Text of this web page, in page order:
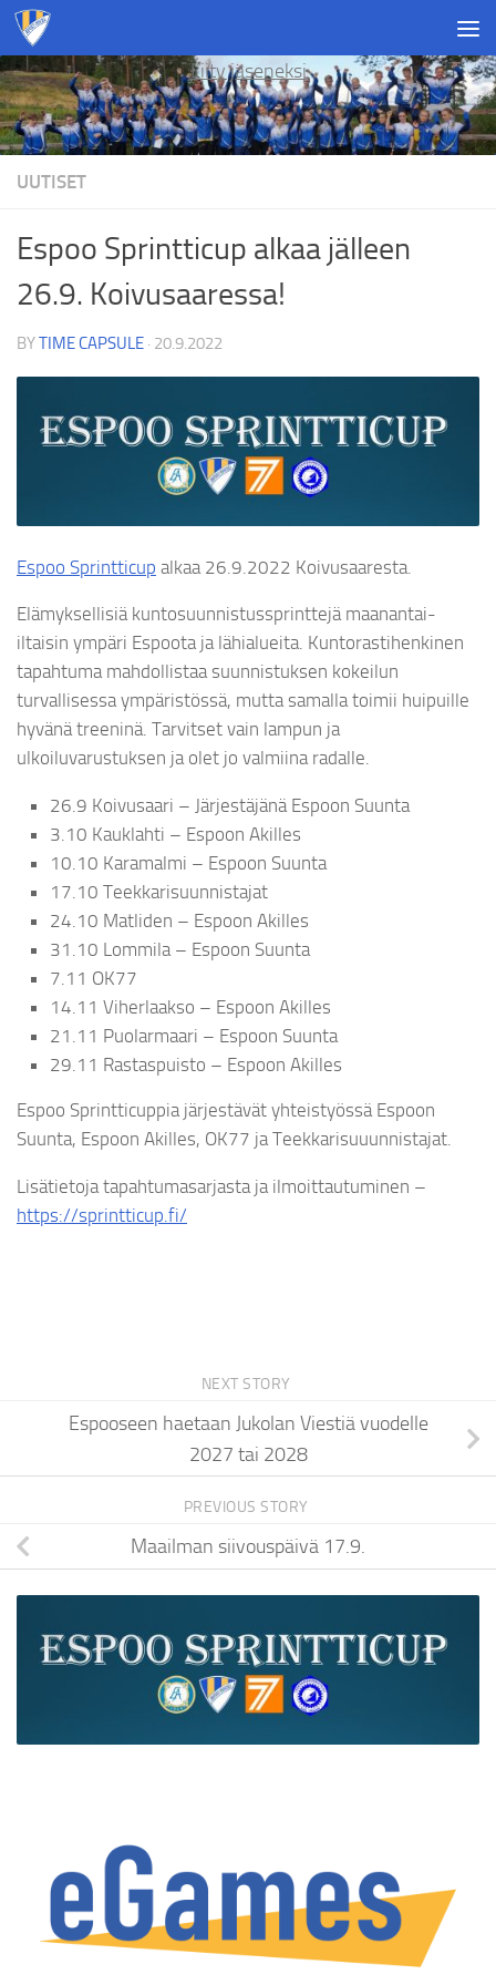
Skip to content
Liity jäseneksi
UUTISET
Espoo Sprintticup alkaa jälleen
26.9. Koivusaaressa!
BYTIME CAPSULE · 20.9.2022
Espoo Sprintticup alkaa 26.9.2022 Koivusaaresta.
Elämyksellisiä kuntosuunnistussprinttejä maanantai-
iltaisin ympäri Espoota ja lähialueita. Kuntorastihenkinen
tapahtuma mahdollistaa suunnistuksen kokeilun
turvallisessa ympäristössä, mutta samalla toimii huipuille
hyvänä treeninä. Tarvitset vain lampun ja
ulkoiluvarustuksen ja olet jo valmiina radalle.
26.9 Koivusaari – Järjestäjänä Espoon Suunta
3.10 Kauklahti – Espoon Akilles
10.10 Karamalmi – Espoon Suunta
17.10 Teekkarisuunnistajat
24.10 Matliden – Espoon Akilles
31.10 Lommila – Espoon Suunta
7.11 OK77
14.11 Viherlaakso – Espoon Akilles
21.11 Puolarmaari – Espoon Suunta
29.11 Rastaspuisto – Espoon Akilles
Espoo Sprintticuppia järjestävät yhteistyössä Espoon
Suunta, Espoon Akilles, OK77 ja Teekkarisuuunnistajat.
Lisätietoja tapahtumasarjasta ja ilmoittautuminen –
https://sprintticup.fi/
NEXT STORY
Espooseen haetaan Jukolan Viestiä vuodelle
2027 tai 2028
PREVIOUS STORY
Maailman siivouspäivä 17.9.